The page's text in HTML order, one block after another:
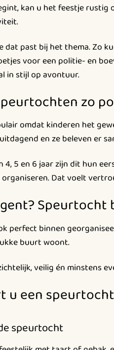
kan u het feestje rustig
dat past bij het thema. Zo
voor een politie- en
in stijl op avontuur.
zo
omdat kinderen het
en ze beleven er
4, 5 en 6 jaar zijn dit hun
Dat voelt
Speurtocht
perfect binnen
buurt woont.
veilig én minstens
u een
speurtocht